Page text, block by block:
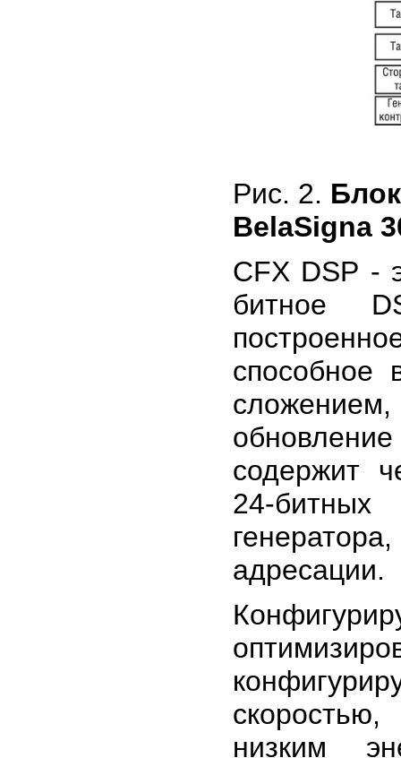
Рис. 2.
BelaSigna
CFX DSP -
битное
способное
содержит
24-
адресации.
низким